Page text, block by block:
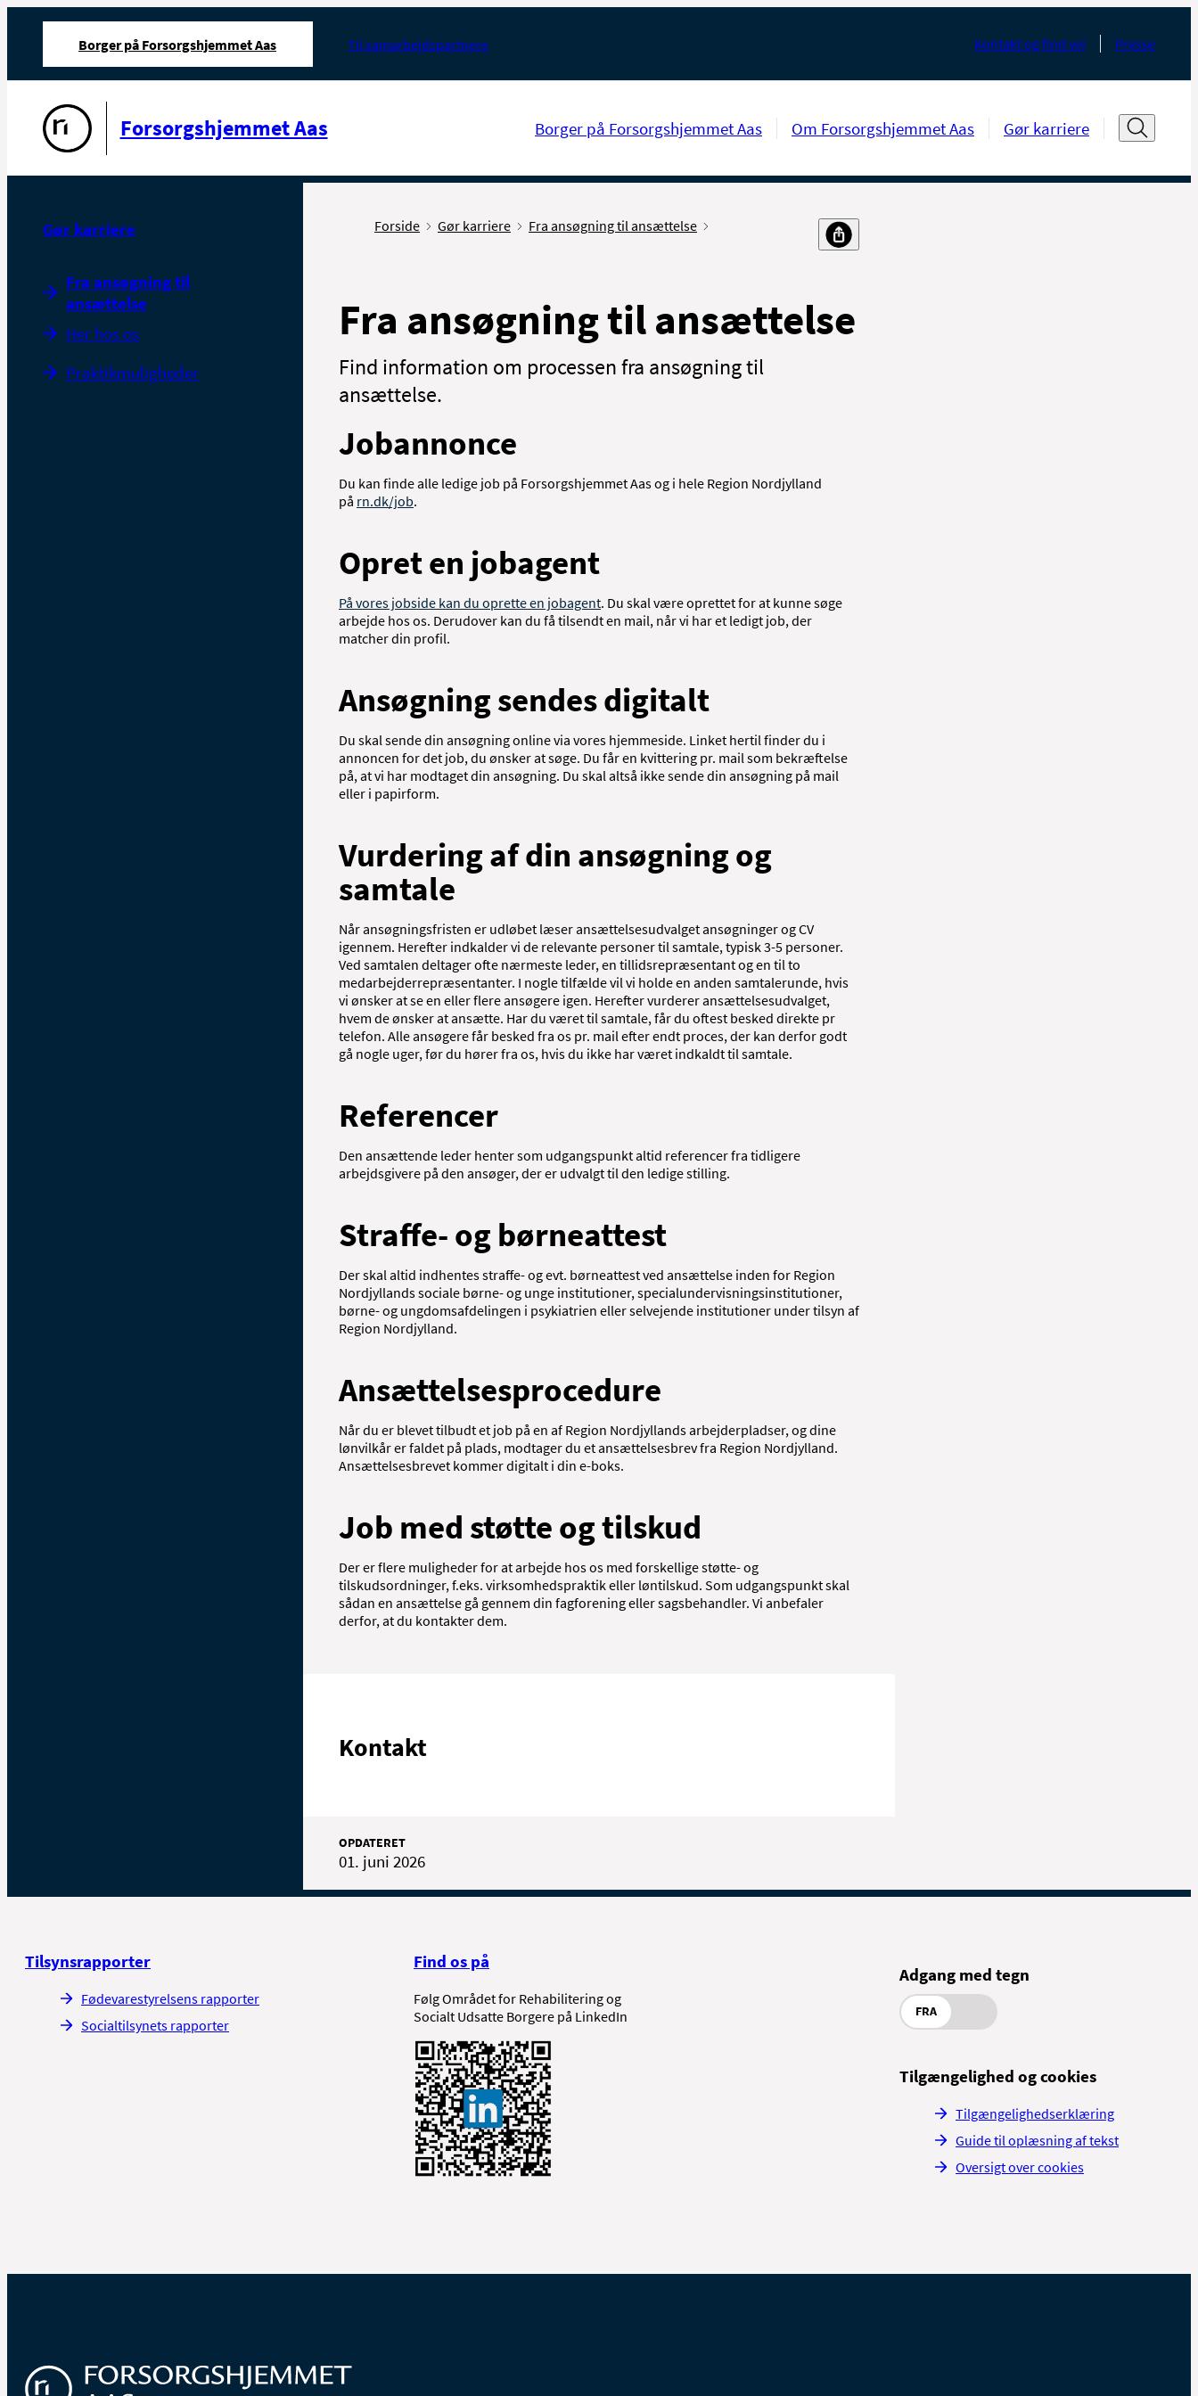
Borger på Forsorgshjemmet Aas Til samarbejdspartnere Kontakt og find vej Presse
Forsorgshjemmet Aas Borger på Forsorgshjemmet Aas Om Forsorgshjemmet Aas Gør karriere
Gør karriere
Fra ansøgning til
ansættelse
Her hos os
Praktikmuligheder
Forside Gør karriere Fra ansøgning til ansættelse
Fra ansøgning til ansættelse
Find information om processen fra ansøgning til
ansættelse.
Jobannonce
Du kan finde alle ledige job på Forsorgshjemmet Aas og i hele Region Nordjylland
på rn.dk/job.
Opret en jobagent
På vores jobside kan du oprette en jobagent. Du skal være oprettet for at kunne søge
arbejde hos os. Derudover kan du få tilsendt en mail, når vi har et ledigt job, der
matcher din profil.
Ansøgning sendes digitalt
Du skal sende din ansøgning online via vores hjemmeside. Linket hertil finder du i
annoncen for det job, du ønsker at søge. Du får en kvittering pr. mail som bekræftelse
på, at vi har modtaget din ansøgning. Du skal altså ikke sende din ansøgning på mail
eller i papirform.
Vurdering af din ansøgning og
samtale
Når ansøgningsfristen er udløbet læser ansættelsesudvalget ansøgninger og CV
igennem. Herefter indkalder vi de relevante personer til samtale, typisk 3-5 personer.
Ved samtalen deltager ofte nærmeste leder, en tillidsrepræsentant og en til to
medarbejderrepræsentanter. I nogle tilfælde vil vi holde en anden samtalerunde, hvis
vi ønsker at se en eller flere ansøgere igen. Herefter vurderer ansættelsesudvalget,
hvem de ønsker at ansætte. Har du været til samtale, får du oftest besked direkte pr
telefon. Alle ansøgere får besked fra os pr. mail efter endt proces, der kan derfor godt
gå nogle uger, før du hører fra os, hvis du ikke har været indkaldt til samtale.
Referencer
Den ansættende leder henter som udgangspunkt altid referencer fra tidligere
arbejdsgivere på den ansøger, der er udvalgt til den ledige stilling.
Straffe- og børneattest
Der skal altid indhentes straffe- og evt. børneattest ved ansættelse inden for Region
Nordjyllands sociale børne- og unge institutioner, specialundervisningsinstitutioner,
børne- og ungdomsafdelingen i psykiatrien eller selvejende institutioner under tilsyn af
Region Nordjylland.
Ansættelsesprocedure
Når du er blevet tilbudt et job på en af Region Nordjyllands arbejderpladser, og dine
lønvilkår er faldet på plads, modtager du et ansættelsesbrev fra Region Nordjylland.
Ansættelsesbrevet kommer digitalt i din e-boks.
Job med støtte og tilskud
Der er flere muligheder for at arbejde hos os med forskellige støtte- og
tilskudsordninger, f.eks. virksomhedspraktik eller løntilskud. Som udgangspunkt skal
sådan en ansættelse gå gennem din fagforening eller sagsbehandler. Vi anbefaler
derfor, at du kontakter dem.
Kontakt
OPDATERET
01. juni 2026
Tilsynsrapporter
Fødevarestyrelsens rapporter
Socialtilsynets rapporter
Find os på
Følg Området for Rehabilitering og
Socialt Udsatte Borgere på LinkedIn
Adgang med tegn
FRA
Tilgængelighed og cookies
Tilgængelighedserklæring
Guide til oplæsning af tekst
Oversigt over cookies